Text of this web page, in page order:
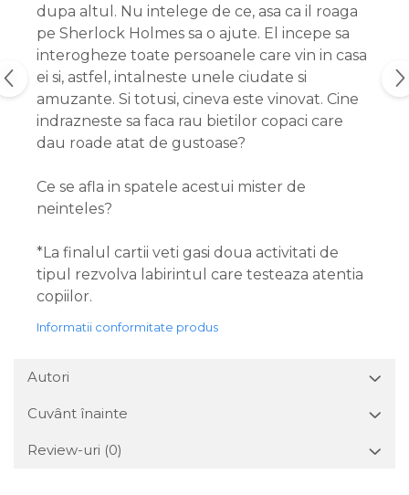
dupa altul. Nu intelege de ce, asa ca il roaga
pe Sherlock Holmes sa o ajute. El incepe sa
interogheze toate persoanele care vin in casa
ei si, astfel, intalneste unele ciudate si
amuzante. Si totusi, cineva este vinovat. Cine
indrazneste sa faca rau bietilor copaci care
dau roade atat de gustoase?
Ce se afla in spatele acestui mister de
neinteles?
*La finalul cartii veti gasi doua activitati de
tipul rezvolva labirintul care testeaza atentia
copiilor.
Informatii conformitate produs
Autori
Cuvânt înainte
Review-uri (0)